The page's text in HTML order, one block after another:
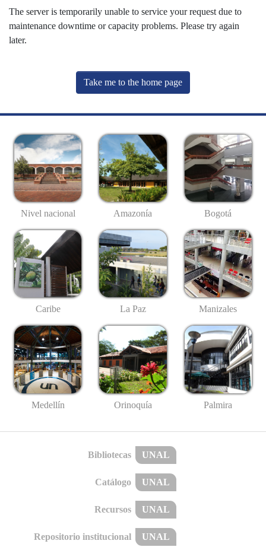
The server is temporarily unable to service your request due to
maintenance downtime or capacity problems. Please try again
later.
Take me to the home page
Nivel nacional Amazonía Bogotá
Caribe La Paz Manizales
Medellín Orinoquía Palmira
Bibliotecas UNAL
Catálogo UNAL
Recursos UNAL
Repositorio institucional UNAL